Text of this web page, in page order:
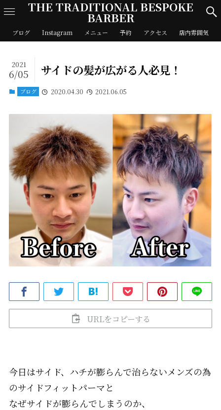
THE TRADITIONAL BESPOKE
BARBER
ブログ Instagram メニュー 予約 アクセス 店内雰囲気
サイドの髪が広がる人必見！
2021
6/05
ブログ 2020.04.30 2021.06.05
URLをコピーする
今日はサイド、ハチが膨らんで治らないメンズの為
のサイドフィットパーマと
なぜサイドが膨らんでしまうのか、